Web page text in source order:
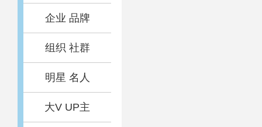
企业 品牌
组织 社群
明星 名人
大V UP主